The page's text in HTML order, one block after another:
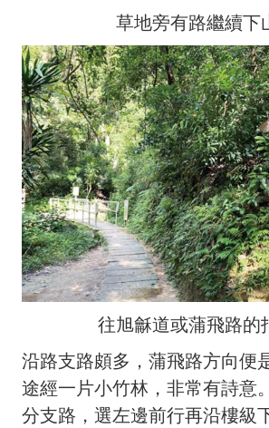
草地旁有路繼續下
往旭龢道或蒲飛路的
沿路支路頗多，蒲飛路方向便
途經一片小竹林，非常有詩意
分支路，選左邊前行再沿樓級